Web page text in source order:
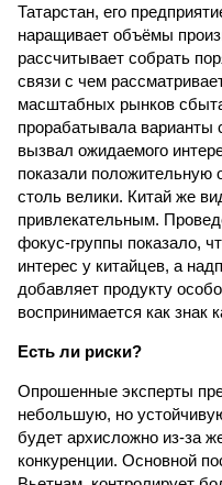
Татарстан, его
наращивает объёмы
рассчитывает собрать
связи с чем
масштабных рынков
прорабатывала варианты
вызвал ожидаемого
показали положительную
столь велики. Китай же
привлекательным.
фокус-группы показало,
интерес у китайцев, а
добавляет продукту
воспринимается как знак
Есть ли риски?
Опрошенные эксперты
небольшую, но
будет архисложно из-за
конкуренции. Основной